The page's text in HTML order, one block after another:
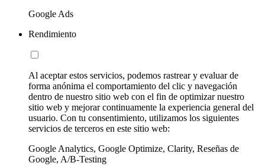
Google Ads
Rendimiento
Al aceptar estos servicios, podemos rastrear y evaluar de
forma anónima el comportamiento del clic y navegación
dentro de nuestro sitio web con el fin de optimizar nuestro
sitio web y mejorar continuamente la experiencia general del
usuario. Con tu consentimiento, utilizamos los siguientes
servicios de terceros en este sitio web:
Google Analytics, Google Optimize, Clarity, Reseñas de
Google, A/B-Testing